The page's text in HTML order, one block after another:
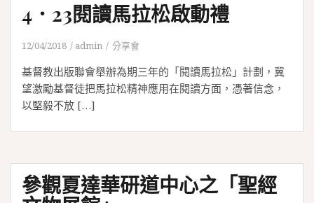
4．23閱讀馬拉松啟動禮
12/04/2018 admin 分享會
基督教出版聯會舉辦為期三年的「閱讀馬拉松」計劃，冀
望激勵基督徒把馬拉松精神應用在閱讀方面，憑著信念，
以堅毅不放 […]
參觀夏達華研道中心之「聖經